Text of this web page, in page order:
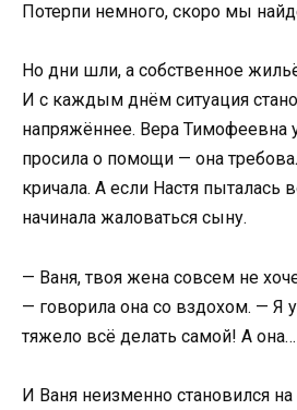
Потерпи немного, скоро мы
Но дни шли, а собственное
И с каждым днём ситуация
напряжённее. Вера Тимофеевна
просила о помощи — она
кричала. А если Настя пыталась
начинала жаловаться сыну.
— Ваня, твоя жена совсем не
— говорила она со вздохом. — Я
тяжело всё делать самой! А она…
И Ваня неизменно становился на